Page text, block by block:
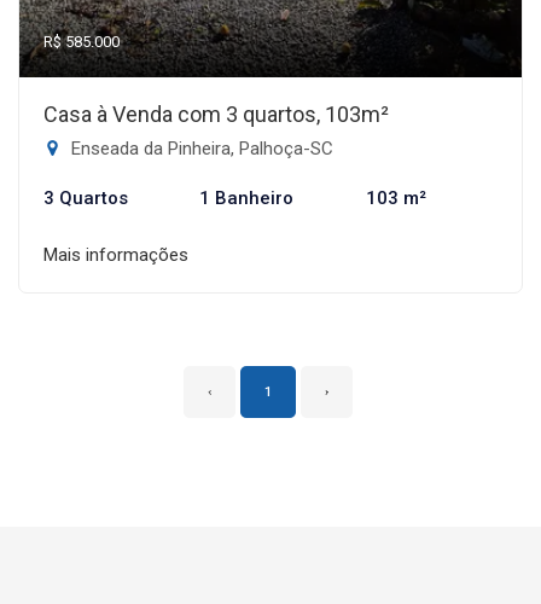
R$ 585.000
Casa à Venda com 3 quartos, 103m²
Enseada da Pinheira, Palhoça-SC
3 Quartos 1 Banheiro 103 m²
Mais informações
‹ 1 ›